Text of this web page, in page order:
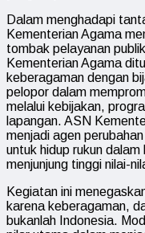
Dalam menghadapi
Kementerian Agama
tombak pelayanan
Kementerian Agama
keberagaman dengan
pelopor dalam
melalui kebijakan,
lapangan. ASN
menjadi agen
untuk hidup rukun
menjunjung tinggi nilai-
Kegiatan ini
karena keberagaman,
bukanlah Indonesia.